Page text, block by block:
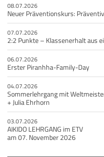
08.07.2026
Neuer Präventionskurs:
07.07.2026
2:2 Punkte – Klassenerhalt aus
06.07.2026
Erster Piranhha-Family-Day
04.07.2026
Sommerlehrgang mit
+ Julia Ehrhorn
03.07.2026
AIKIDO LEHRGANG im ETV
am 07. November 2026